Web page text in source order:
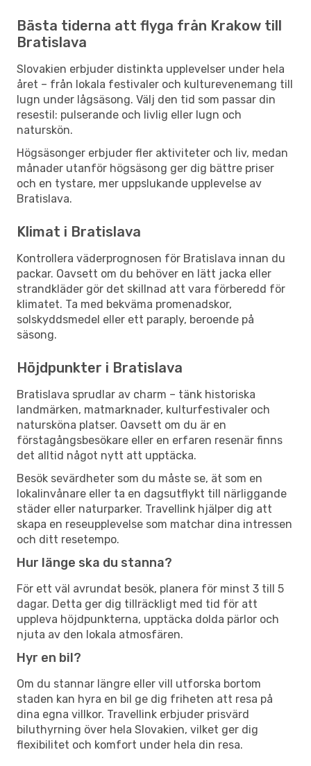
Bästa tiderna att flyga från Krakow till
Bratislava
Slovakien erbjuder distinkta upplevelser under hela
året – från lokala festivaler och kulturevenemang till
lugn under lågsäsong. Välj den tid som passar din
resestil: pulserande och livlig eller lugn och
naturskön.
Högsäsonger erbjuder fler aktiviteter och liv, medan
månader utanför högsäsong ger dig bättre priser
och en tystare, mer uppslukande upplevelse av
Bratislava.
Klimat i Bratislava
Kontrollera väderprognosen för Bratislava innan du
packar. Oavsett om du behöver en lätt jacka eller
strandkläder gör det skillnad att vara förberedd för
klimatet. Ta med bekväma promenadskor,
solskyddsmedel eller ett paraply, beroende på
säsong.
Höjdpunkter i Bratislava
Bratislava sprudlar av charm – tänk historiska
landmärken, matmarknader, kulturfestivaler och
natursköna platser. Oavsett om du är en
förstagångsbesökare eller en erfaren resenär finns
det alltid något nytt att upptäcka.
Besök sevärdheter som du måste se, ät som en
lokalinvånare eller ta en dagsutflykt till närliggande
städer eller naturparker. Travellink hjälper dig att
skapa en reseupplevelse som matchar dina intressen
och ditt resetempo.
Hur länge ska du stanna?
För ett väl avrundat besök, planera för minst 3 till 5
dagar. Detta ger dig tillräckligt med tid för att
uppleva höjdpunkterna, upptäcka dolda pärlor och
njuta av den lokala atmosfären.
Hyr en bil?
Om du stannar längre eller vill utforska bortom
staden kan hyra en bil ge dig friheten att resa på
dina egna villkor. Travellink erbjuder prisvärd
biluthyrning över hela Slovakien, vilket ger dig
flexibilitet och komfort under hela din resa.